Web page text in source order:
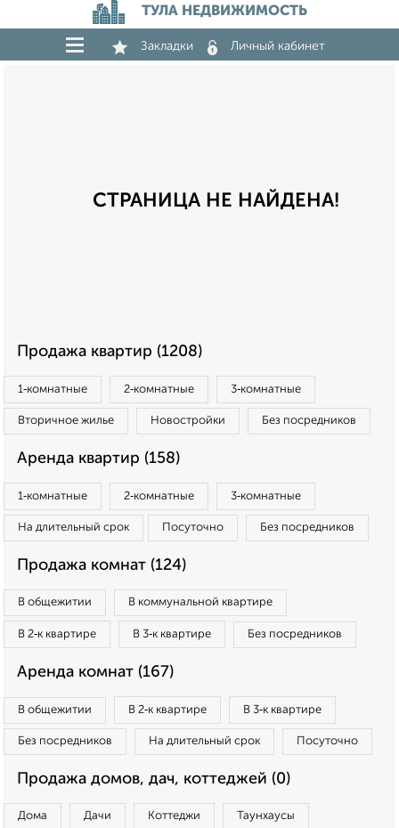
ТУЛА НЕДВИЖИМОСТЬ
Закладки Личный кабинет
СТРАНИЦА НЕ НАЙДЕНА!
Продажа квартир (1208)
1‑комнатные 2‑комнатные 3‑комнатные
Вторичное жилье Новостройки Без посредников
Аренда квартир (158)
1‑комнатные 2‑комнатные 3‑комнатные
На длительный срок Посуточно Без посредников
Продажа комнат (124)
В общежитии В коммунальной квартире
В 2‑к квартире В 3‑к квартире Без посредников
Аренда комнат (167)
В общежитии В 2‑к квартире В 3‑к квартире
Без посредников На длительный срок Посуточно
Продажа домов, дач, коттеджей (0)
Дома Дачи Коттеджи Таунхаусы